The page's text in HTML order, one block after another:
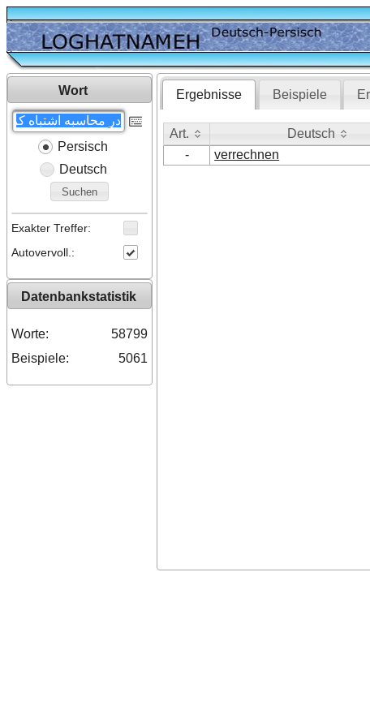
Wort
Persisch
Deutsch
Suchen
Exakter Treffer:
Autovervoll.:
Datenbankstatistik
Worte:
58799
Beispiele:
5061
Ergebnisse Beispiele
Art. Deutsch
Art.
- verrechnen